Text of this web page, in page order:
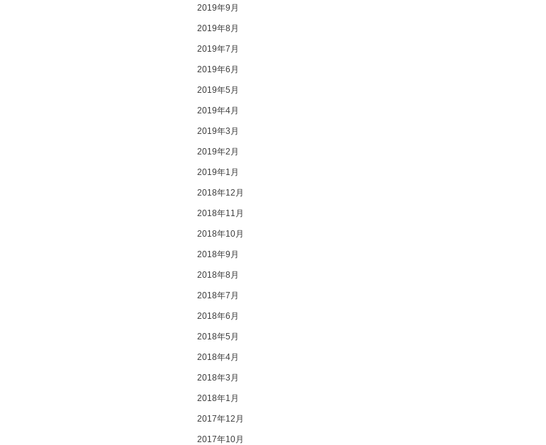
2019年9月
2019年8月
2019年7月
2019年6月
2019年5月
2019年4月
2019年3月
2019年2月
2019年1月
2018年12月
2018年11月
2018年10月
2018年9月
2018年8月
2018年7月
2018年6月
2018年5月
2018年4月
2018年3月
2018年1月
2017年12月
2017年10月